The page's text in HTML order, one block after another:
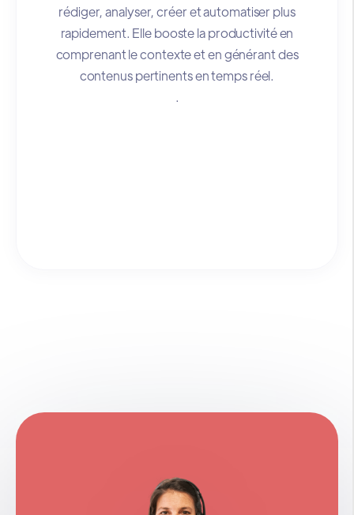
rédiger, analyser, créer et automatiser plus
rapidement. Elle booste la productivité en
comprenant le contexte et en générant des
contenus pertinents en temps réel.
.